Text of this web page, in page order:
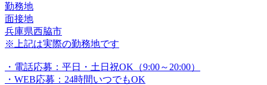
勤務地
面接地
兵庫県西脇市
※上記は実際の勤務地です
・電話応募：平日・土日祝OK（9:00～20:00）
・WEB応募：24時間いつでもOK